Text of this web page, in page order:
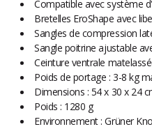
Compatible avec système
Bretelles EroShape avec
Sangles de compression
Sangle poitrine ajustable
Ceinture ventrale
Poids de portage : 3-8 kg
Dimensions : 54 x 30 x 24
Poids : 1280 g
Environnement : Grüner